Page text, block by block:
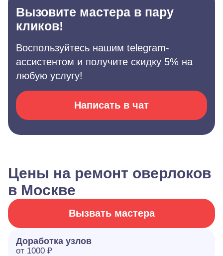
Вызовите мастера в пару
кликов!
Воспользуйтесь нашим telegram-
ассистентом и получите скидку 5% на
любую услугу!
Написать в чат
Цены на ремонт оверлоков
в Москве
Вызвать мастера
Доработка узлов
от 1000 ₽